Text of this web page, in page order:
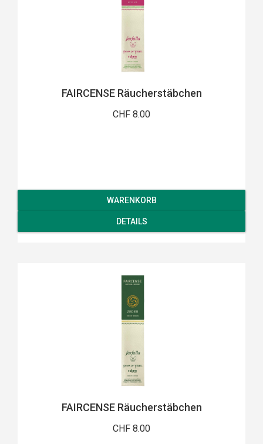
FAIRCENSE Räucherstäbchen
CHF 8.00
WARENKORB
DETAILS
FAIRCENSE Räucherstäbchen
CHF 8.00